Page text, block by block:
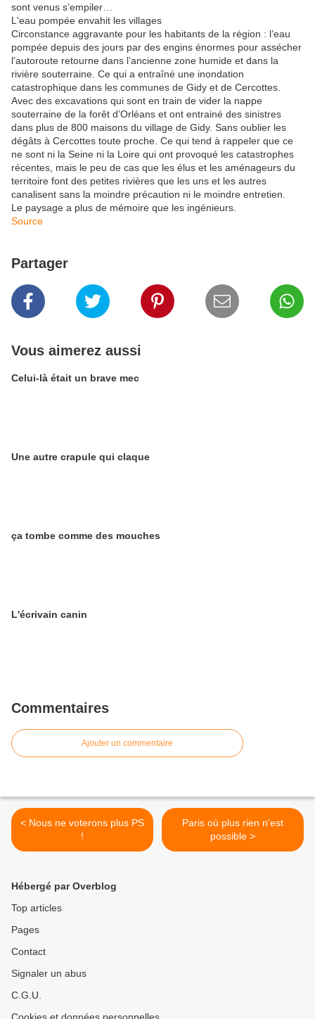
sont venus s’empiler…
L'eau pompée envahit les villages
Circonstance aggravante pour les habitants de la région : l’eau
pompée depuis des jours par des engins énormes pour assécher
l’autoroute retourne dans l’ancienne zone humide et dans la
rivière souterraine. Ce qui a entraîné une inondation
catastrophique dans les communes de Gidy et de Cercottes.
Avec des excavations qui sont en train de vider la nappe
souterraine de la forêt d’Orléans et ont entrainé des sinistres
dans plus de 800 maisons du village de Gidy. Sans oublier les
dégâts à Cercottes toute proche. Ce qui tend à rappeler que ce
ne sont ni la Seine ni la Loire qui ont provoqué les catastrophes
récentes, mais le peu de cas que les élus et les aménageurs du
territoire font des petites rivières que les uns et les autres
canalisent sans la moindre précaution ni le moindre entretien.
Le paysage a plus de mémoire que les ingénieurs.
Source
Partager
Vous aimerez aussi
Celui-là était un brave mec
Une autre crapule qui claque
ça tombe comme des mouches
L'écrivain canin
Commentaires
Ajouter un commentaire
< Nous ne voterons plus PS
!
Paris où plus rien n'est
possible >
Hébergé par Overblog
Top articles
Pages
Contact
Signaler un abus
C.G.U.